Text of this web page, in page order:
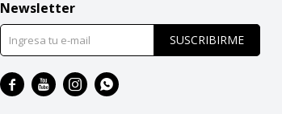
Newsletter
SUSCRIBIRME
   